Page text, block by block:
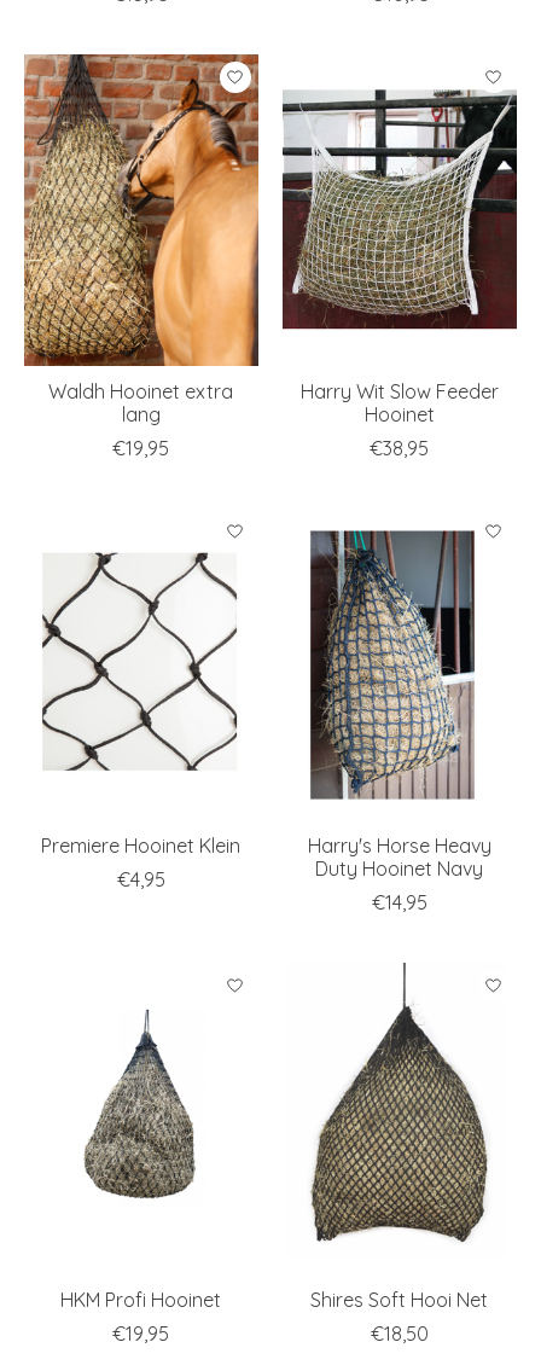
Waldh Hooinet extra
lang
€19,95
Harry Wit Slow Feeder
Hooinet
€38,95
Premiere Hooinet Klein
€4,95
Harry's Horse Heavy
Duty Hooinet Navy
€14,95
HKM Profi Hooinet
€19,95
Shires Soft Hooi Net
€18,50